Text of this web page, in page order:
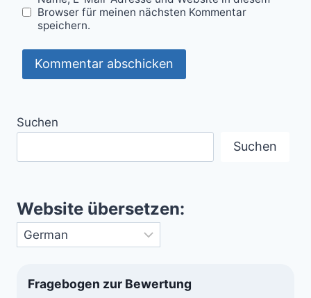
Browser für meinen nächsten Kommentar
speichern.
Suchen
Suchen
Website übersetzen:
Fragebogen zur Bewertung